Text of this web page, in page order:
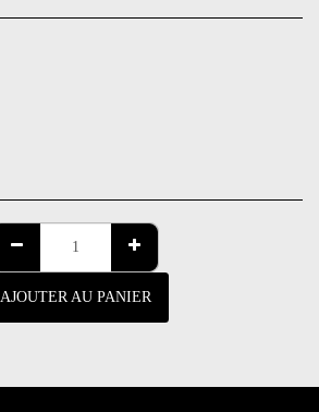
AJOUTER AU PANIER